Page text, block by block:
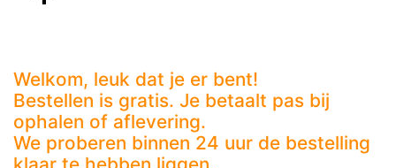
Welkom, leuk dat je er bent!
Bestellen is gratis. Je betaalt pas bij
ophalen of aflevering.
We proberen binnen 24 uur de bestelling